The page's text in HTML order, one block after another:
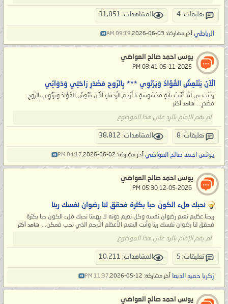
تعليقات: 4 المشاهدات: 31,851
الرباطي آخر مشاركة: 03-06-2026, 09:19 AM
يونس احمد صالح العواضي
اَلْآنَ يَنْتَعِشُ الفُؤَادُ وَيَرْتَوِي *** بِالرَّوحِ مَصْدَرِ رَاحَتِي وَدَوَائِي
رَحَّبْتَ بِي لَمَّا أَنَبْتُ بِآيَةٍ مَحْسُوسَةٍ يَا أَرْحَمَ الرُّحَمَاءِ اَلْآنَ يَنْتَعِشُ الفُؤَادُ وَيَرْتَوِي بِالرَّوحِ
مَصْدَرِ... شاهد أكثر
لم يقم الإمام بالرد على هذا الموضوع
تعليقات: 8 المشاهدات: 38,812
يونس احمد صالح العواضي آخر مشاركة: 02-06-2026, 04:17 PM
يونس احمد صالح العواضي
نحبك ملء الكون حبا بكثرة فحقق لنا رضوان نفسك ربنا
ربحنا عظيم نعيم رضوان نفسه وكل نعيم دونه لا يهمنا نحبك ملء الكون حبا بكثرة
فحقق لنا رضوان نفسك ربنا وأنت النعيم الأعظم الأرحم الذي نحب فمكن... شاهد أكثر
لم يقم الإمام بالرد على هذا الموضوع
تعليقات: 5 المشاهدات: 10,211
زكريا حميد الدبعا آخر مشاركة: 12-05-2026, 11:37 PM
يونس احمد صالح العواضي